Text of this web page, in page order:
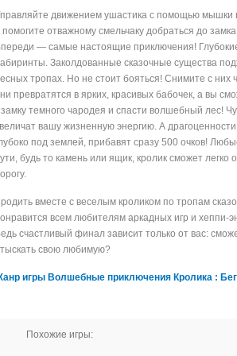
движением ушастика с помощью мышки
помогите отважному смельчаку добраться до
— самые настоящие приключения!
Заколдованные сказочные существа
тропах. Но не стоит бояться! Снимите с них
превратятся в ярких, красивых бабочек, а вы
замку темного чародея и спасти волшебный лес!
вашу жизненную энергию. А
под землей, прибавят сразу 500 очков!
будь то камень или ящик, кролик сможет легко
вместе с веселым кроликом по тропам
всем любителям аркадных игр и хеппи-
счастливый финал зависит только от вас:
свою любимую?
игры Волшебные приключения Кролика :
Похожие игры: